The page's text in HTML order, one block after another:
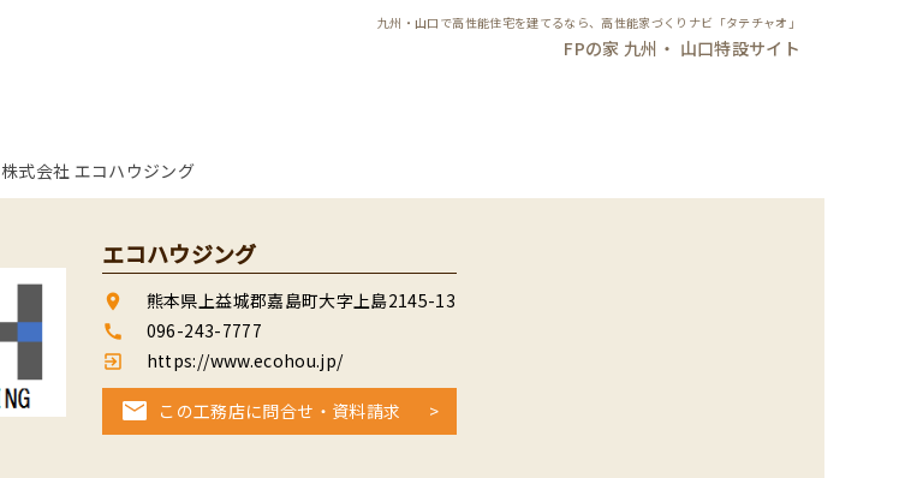
九州・山口で高性能住宅を建てるなら、高性能家づくりナビ「タテチャオ」
FPの家 九州・ 山口特設サイト
株式会社 エコハウジング
エコハウジング
room 熊本県上益城郡嘉島町大字上島2145-13
call 096-243-7777
exit_to_app https://www.ecohou.jp/
この工務店に問合せ・資料請求